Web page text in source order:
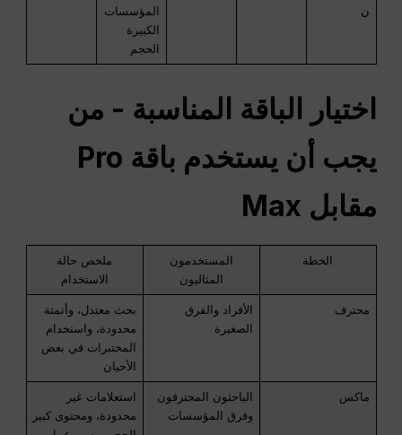
ن
المؤسسات
الكبيرة
الحجم
اختيار الباقة المناسبة - من
يجب أن يستخدم باقة Pro
مقابل Max
الخطة
المستخدمون
المثاليون
ملخص حالة
الاستخدام
محترف
الأفراد والفرق
الصغيرة
بحث معتدل، وأتمتة
محدودة، واستخدام
المختبرات في بعض
الأحيان
ماكس
الباحثون المحترفون
وفرق المؤسسات
استعلامات غير
محدودة، ومحتوى كبير